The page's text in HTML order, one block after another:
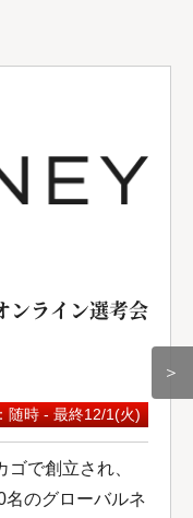
ンライン選考会
随時 - 最終12/1(火)
で創立され、
のグローバルネ
＞